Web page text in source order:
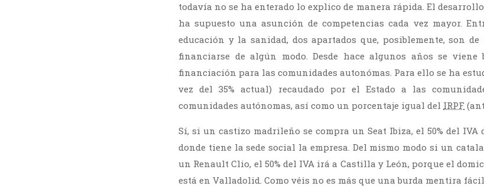
todavía no se ha enterado lo explico de manera rápida. El
ha supuesto una asunción de competencias cada vez mayor.
educación y la sanidad, dos apartados que, posiblemente, son de
financiarse de algún modo. Desde hace algunos años se
financiación para las comunidades autonómas. Para ello se ha
vez del 35% actual) recaudado por el Estado a las
comunidades autónomas, así como un porcentaje igual del IRPF
Sí, si un castizo madrileño se compra un Seat Ibiza, el 50% del IVA
donde tiene la sede social la empresa. Del mismo modo si un
un Renault Clio, el 50% del IVA irá a Castilla y León, porque el
está en Valladolid. Como véis no es más que una burda mentira